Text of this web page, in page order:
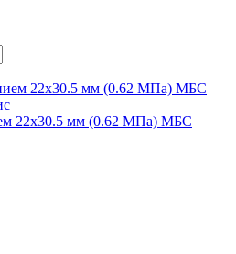
22х30.5 мм (0.62 МПа) МБС